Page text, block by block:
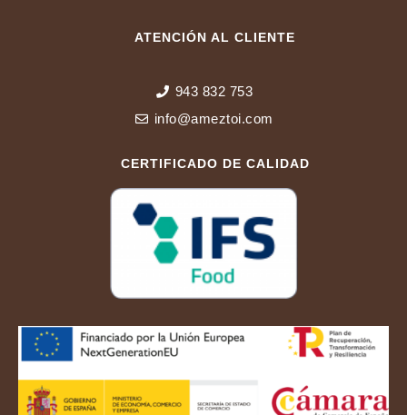
ATENCIÓN AL CLIENTE
943 832 753
info@ameztoi.com
CERTIFICADO DE CALIDAD